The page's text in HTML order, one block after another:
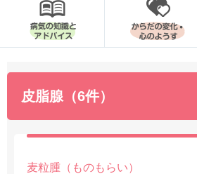
皮脂腺（6件）
麦粒腫（ものもらい）